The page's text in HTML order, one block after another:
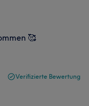
🥰
Verifizierte Bewertung